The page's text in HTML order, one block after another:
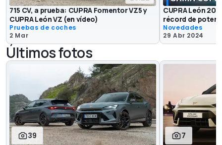
715 CV, a prueba: CUPRA Fomentor VZ5 y
CUPRA León VZ (en vídeo)
Pruebas de coches
2 Mar
CUPRA León
récord de
Novedades
29 Abr 2024
Últimos fotos
39 7